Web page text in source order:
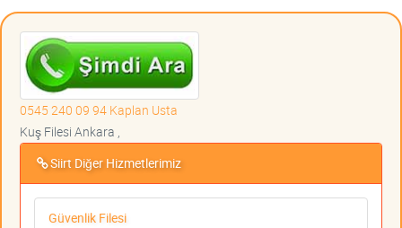
0545 240 09 94 Kaplan Usta
Kuş Filesi Ankara ,
Siirt Diğer Hizmetlerimiz
Güvenlik Filesi